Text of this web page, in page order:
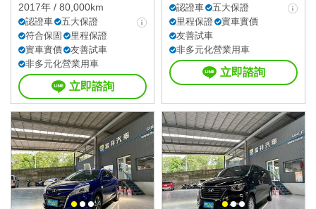
2017年 / 80,000km
認證車
五大保證
符合保固
里程保證
實車實價
友善試車
非多元化營業用車
立即諮詢
認證車
五大保證
里程保證
實車實價
友善試車
非多元化營業用車
立即諮詢